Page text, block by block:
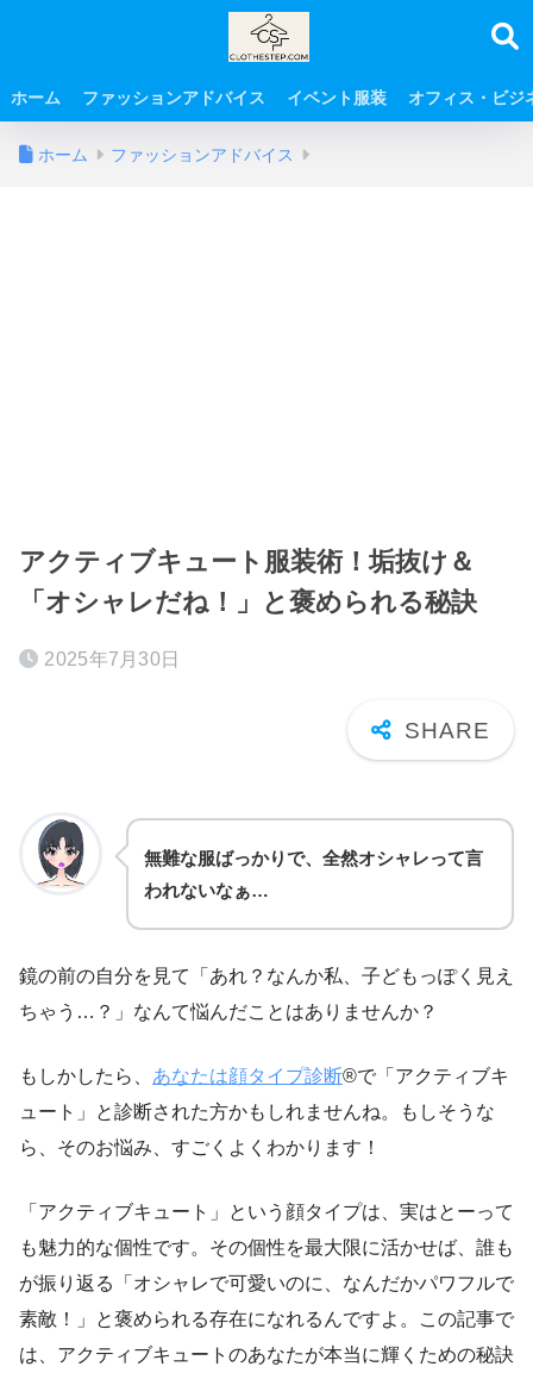
ホーム ファッションアドバイス イベント服装 オフィス・ビジ
ホーム ファッションアドバイス
アクティブキュート服装術！垢抜け＆
「オシャレだね！」と褒められる秘訣
2025年7月30日
無難な服ばっかりで、全然オシャレって言
われないなぁ…
鏡の前の自分を見て「あれ？なんか私、子どもっぽく見え
ちゃう…？」なんて悩んだことはありませんか？
もしかしたら、 あなたは顔タイプ診断®で「アクティブキ
ュート」と診断された方かもしれませんね。もしそうな
ら、そのお悩み、すごくよくわかります！
「アクティブキュート」という顔タイプは、実はとーって
も魅力的な個性です。その個性を最大限に活かせば、誰も
が振り返る「オシャレで可愛いのに、なんだかパワフルで
素敵！」と褒められる存在になれるんですよ。この記事で
は、アクティブキュートのあなたが本当に輝くための秘訣